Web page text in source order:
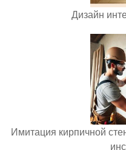
Дизайн
Имитация кирпичной